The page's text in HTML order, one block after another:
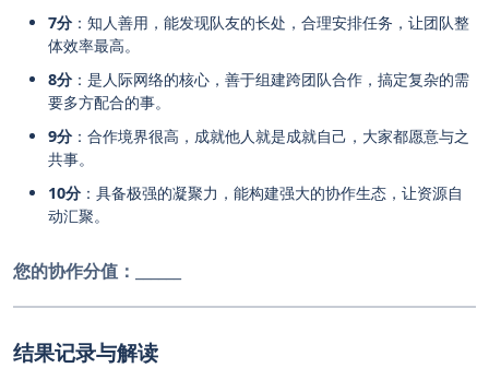
7分：知人善用，能发现队友的长处，合理安排任务，让团队整
体效率最高。
8分：是人际网络的核心，善于组建跨团队合作，搞定复杂的需
要多方配合的事。
9分：合作境界很高，成就他人就是成就自己，大家都愿意与之
共事。
10分：具备极强的凝聚力，能构建强大的协作生态，让资源自
动汇聚。
您的协作分值：
结果记录与解读